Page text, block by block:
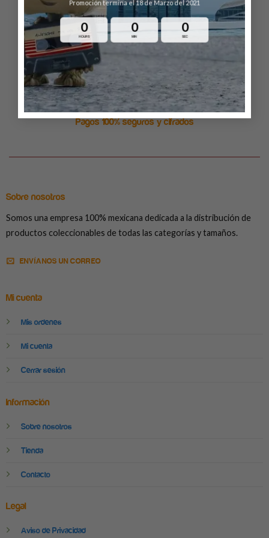
Promoción termina el 18 de Marzo del 2021
0
HOURS
0
MIN
0
SEC
Envío gratuito en ordenes arriba de $999
Estamos disponibles 24/7
Pagos 100% seguros y cifrados
Sobre nosotros
Somos una empresa 100% mexicana dedicada a la distribución de
productos coleccionables de todas las categorías y tamaños.
ENVÍANOS UN CORREO
Mi cuenta
Mis ordenes
Mi cuenta
Cerrar sesión
Información
Sobre nosotros
Tienda
Contacto
Legal
Aviso de Privacidad